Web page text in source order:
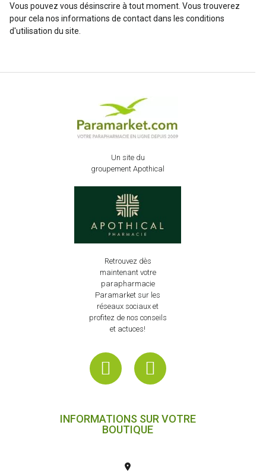
Vous pouvez vous désinscrire à tout moment. Vous trouverez
pour cela nos informations de contact dans les conditions
d'utilisation du site.
Un site du
groupement Apothical
Retrouvez dès
maintenant votre
parapharmacie
Paramarket sur les
réseaux sociaux et
profitez de nos conseils
et actuces!
INFORMATIONS SUR VOTRE
BOUTIQUE